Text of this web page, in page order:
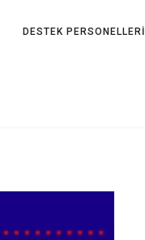
DESTEK PERSONELLERİ